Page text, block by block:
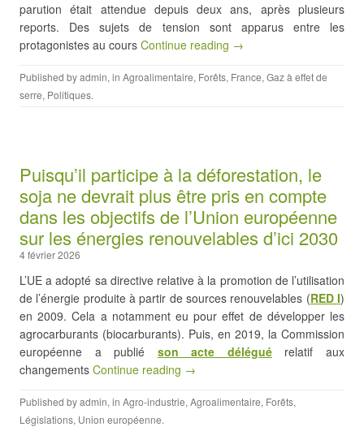
parution était attendue depuis deux ans, après plusieurs
reports. Des sujets de tension sont apparus entre les
protagonistes au cours Continue reading →
Published byadmin, in Agroalimentaire, Forêts, France, Gaz à effet de
serre, Politiques.
Puisqu’il participe à la déforestation, le
soja ne devrait plus être pris en compte
dans les objectifs de l’Union européenne
sur les énergies renouvelables d’ici 2030
4 février 2026
L’UE a adopté sa directive relative à la promotion de l’utilisation
de l’énergie produite à partir de sources renouvelables (RED I)
en 2009. Cela a notamment eu pour effet de développer les
agrocarburants (biocarburants). Puis, en 2019, la Commission
européenne a publié son acte déléguérelatif aux
changements Continue reading →
Published byadmin, in Agro-industrie, Agroalimentaire, Forêts,
Législations, Union européenne.